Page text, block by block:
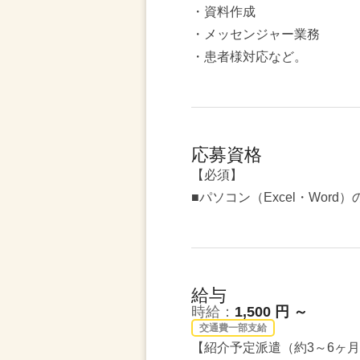
・資料作成
・メッセンジャー業務
・患者様対応など。
応募資格
【必須】
■パソコン（Excel・Word）
給与
時給： 1,500 円 ～
交通費一部支給
【紹介予定派遣（約3～6ヶ月